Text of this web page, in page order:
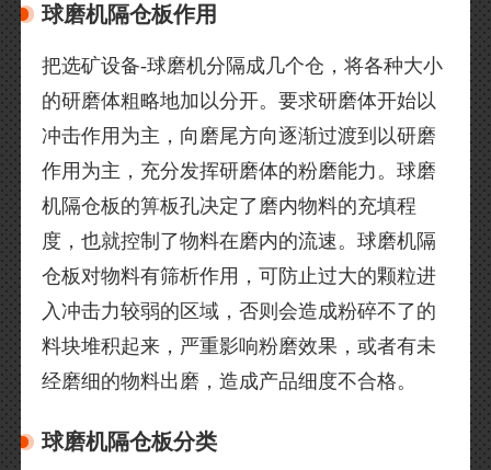
球磨机隔仓板作用
把选矿设备-球磨机分隔成几个仓，将各种大小
的研磨体粗略地加以分开。要求研磨体开始以
冲击作用为主，向磨尾方向逐渐过渡到以研磨
作用为主，充分发挥研磨体的粉磨能力。球磨
机隔仓板的箅板孔决定了磨内物料的充填程
度，也就控制了物料在磨内的流速。球磨机隔
仓板对物料有筛析作用，可防止过大的颗粒进
入冲击力较弱的区域，否则会造成粉碎不了的
料块堆积起来，严重影响粉磨效果，或者有未
经磨细的物料出磨，造成产品细度不合格。
球磨机隔仓板分类